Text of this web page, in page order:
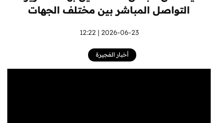
راس الخيمة
الفجيرة 37 o
التواصل المباشر بين مختلف الجهات
2026-06-23 | 12:22
أخبار الفجيرة